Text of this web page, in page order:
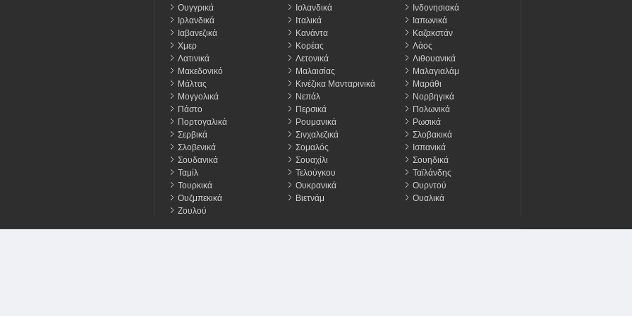
Ουγγρικά
Ισλανδικά
Ινδονησιακά
Ιρλανδικά
Ιταλικά
Ιαπωνικά
Ιαβανεζικά
Κανάντα
Καζακστάν
Χμερ
Κορέας
Λάος
Λατινικά
Λετονικά
Λιθουανικά
Μακεδονικό
Μαλαισίας
Μαλαγιαλάμ
Μάλτας
Κινέζικα Μανταρινικά
Μαράθι
Μογγολικά
Νεπάλ
Νορβηγικά
Πάστο
Περσικά
Πολωνικά
Πορτογαλικά
Ρουμανικά
Ρωσικά
Σερβικά
Σινχαλεζικά
Σλοβακικά
Σλοβενικά
Σομαλός
Ισπανικά
Σουδανικά
Σουαχίλι
Σουηδικά
Ταμίλ
Τελούγκου
Ταϊλάνδης
Τουρκικά
Ουκρανικά
Ουρντού
Ουζμπεκικά
Βιετνάμ
Ουαλικά
Ζουλού